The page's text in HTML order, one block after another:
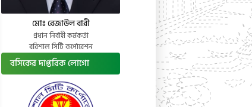
মোঃ রেজাউল বারী
প্রধান নির্বাহী কর্মকর্তা
বরিশাল সিটি কর্পোরেশন
বসিকের দাপ্তরিক লোগো